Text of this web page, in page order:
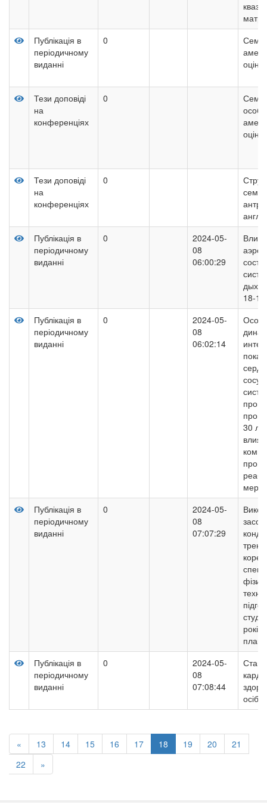
Публікація в
періодичному
виданні
0
Тези доповіді
на
конференціях
0
Тези доповіді
на
конференціях
0
Публікація в
періодичному
виданні
0
2024-05-
08
06:00:29
18-19
Публікація в
періодичному
виданні
0
2024-05-
08
06:02:14
30
Публікація в
періодичному
виданні
0
2024-05-
08
07:07:29
Публікація в
періодичному
виданні
0
2024-05-
08
07:08:44
Стан
осіб
« 13 14 15 16 17 18 19 20
21
22
»